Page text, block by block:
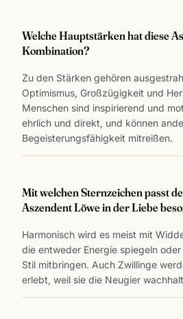
Welche Hauptstärken hat diese
Kombination?
Zu den Stärken gehören
Optimismus, Großzügigkeit und
Menschen sind inspirierend und
ehrlich und direkt, und können
Begeisterungsfähigkeit mitreißen.
Mit welchen Sternzeichen passt
Aszendent Löwe in der Liebe
Harmonisch wird es meist mit
die entweder Energie spiegeln
Stil mitbringen. Auch Zwillinge
erlebt, weil sie die Neugier